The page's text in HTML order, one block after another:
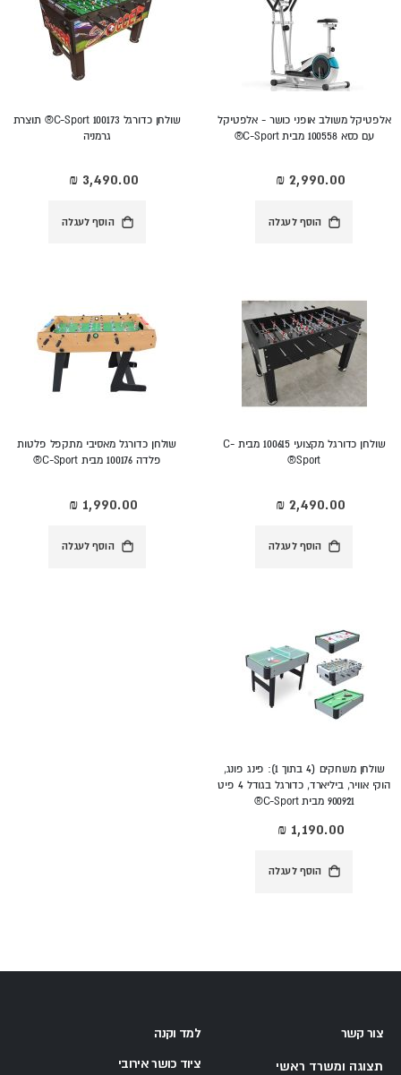
אלפטיקל משולב אופני כושר - אלפטיקל
עם כסא 100558 מבית C-Sport®
הוסף לעגלה
שולחן כדורגל 100173 C-Sport® תוצרת
גרמניה
הוסף לעגלה
שולחן כדורגל מקצועי 100615 מבית C-
Sport®
הוסף לעגלה
שולחן כדורגל מאסיבי מתקפל פלטות
פלדה 100176 מבית C-Sport®
הוסף לעגלה
שולחן משחקים (4 בתוך 1): פינג פונג,
הוקי אוויר, ביליארד, כדורגל בגודל 4 פיט
900921 מבית C-Sport®
הוסף לעגלה
צור קשר
תצוגה ומשרד ראשי
למד וקנה
ציוד כושר אירובי